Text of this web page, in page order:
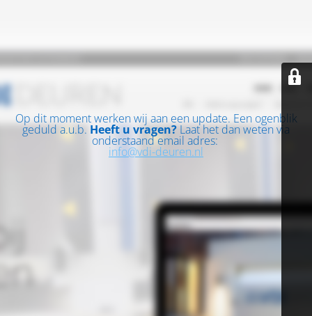
Op dit moment werken wij aan een update. Een ogenblik
geduld a.u.b. Heeft u vragen? Laat het dan weten via
onderstaand email adres:
info@vdi-deuren.nl